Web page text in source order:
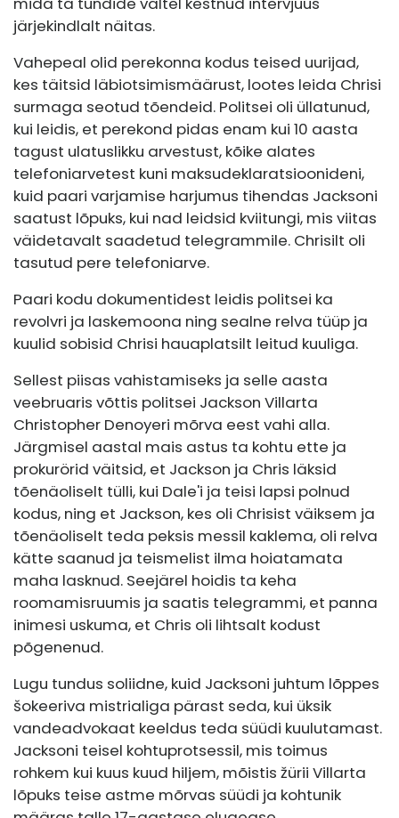
järjekindlalt näitas.
Vahepeal olid perekonna kodus teised uurijad,
kes täitsid läbiotsimismäärust, lootes leida Chrisi
surmaga seotud tõendeid. Politsei oli üllatunud,
kui leidis, et perekond pidas enam kui 10 aasta
tagust ulatuslikku arvestust, kõike alates
telefoniarvetest kuni maksudeklaratsioonideni,
kuid paari varjamise harjumus tihendas Jacksoni
saatust lõpuks, kui nad leidsid kviitungi, mis viitas
väidetavalt saadetud telegrammile. Chrisilt oli
tasutud pere telefoniarve.
Paari kodu dokumentidest leidis politsei ka
revolvri ja laskemoona ning sealne relva tüüp ja
kuulid sobisid Chrisi hauaplatsilt leitud kuuliga.
Sellest piisas vahistamiseks ja selle aasta
veebruaris võttis politsei Jackson Villarta
Christopher Denoyeri mõrva eest vahi alla.
Järgmisel aastal mais astus ta kohtu ette ja
prokurörid väitsid, et Jackson ja Chris läksid
tõenäoliselt tülli, kui Dale'i ja teisi lapsi polnud
kodus, ning et Jackson, kes oli Chrisist väiksem ja
tõenäoliselt teda peksis messil kaklema, oli relva
kätte saanud ja teismelist ilma hoiatamata
maha lasknud. Seejärel hoidis ta keha
roomamisruumis ja saatis telegrammi, et panna
inimesi uskuma, et Chris oli lihtsalt kodust
põgenenud.
Lugu tundus soliidne, kuid Jacksoni juhtum lõppes
šokeeriva mistrialiga pärast seda, kui üksik
vandeadvokaat keeldus teda süüdi kuulutamast.
Jacksoni teisel kohtuprotsessil, mis toimus
rohkem kui kuus kuud hiljem, mõistis žürii Villarta
lõpuks teise astme mõrvas süüdi ja kohtunik